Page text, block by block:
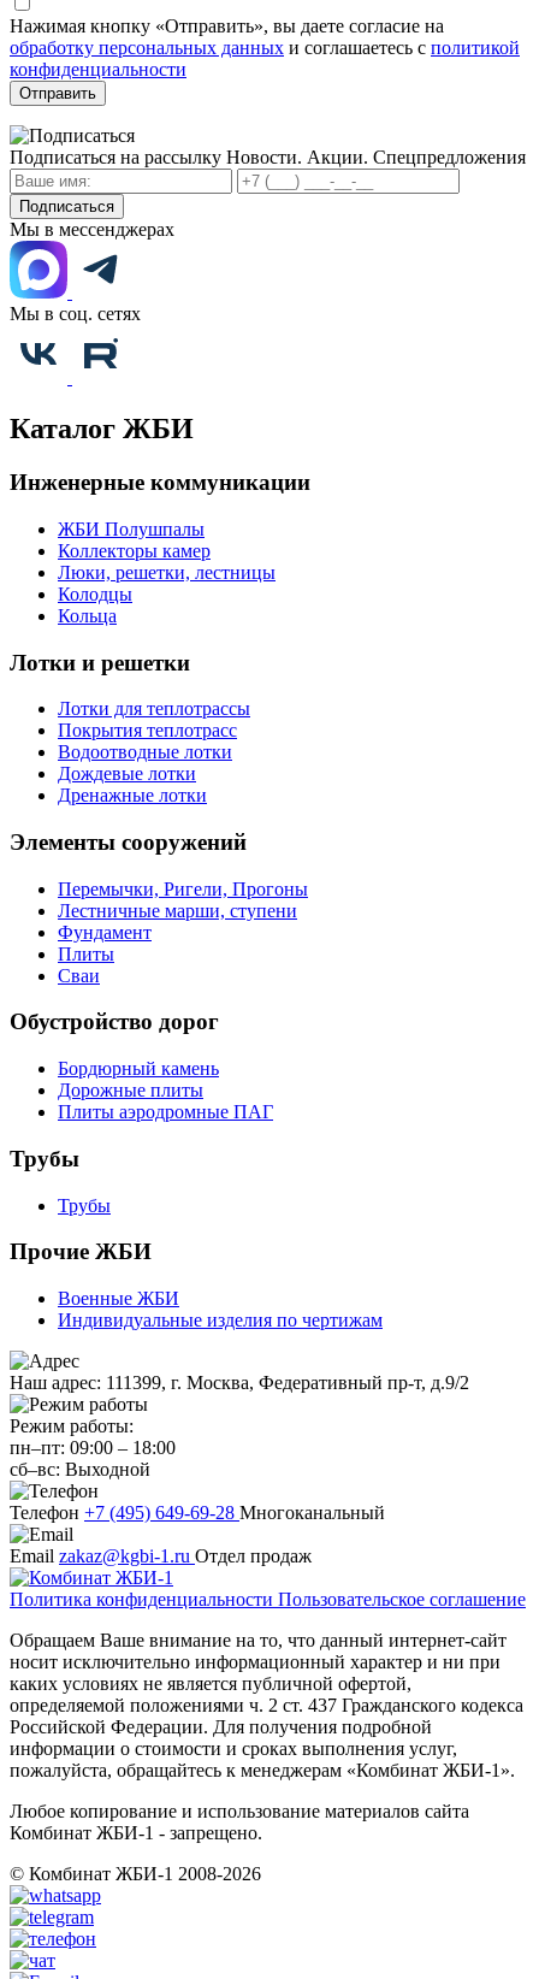
Нажимая кнопку «Отправить», вы даете согласие на
обработку персональных данных и соглашаетесь с политикой
конфиденциальности
Отправить
Подписаться на рассылку Новости. Акции. Спецпредложения
Подписаться
Мы в мессенджерах
Мы в соц. сетях
Каталог ЖБИ
Инженерные коммуникации
ЖБИ Полушпалы
Коллекторы камер
Люки, решетки, лестницы
Колодцы
Кольца
Лотки и решетки
Лотки для теплотрассы
Покрытия теплотрасс
Водоотводные лотки
Дождевые лотки
Дренажные лотки
Элементы сооружений
Перемычки, Ригели, Прогоны
Лестничные марши, ступени
Фундамент
Плиты
Сваи
Обустройство дорог
Бордюрный камень
Дорожные плиты
Плиты аэродромные ПАГ
Трубы
Трубы
Прочие ЖБИ
Военные ЖБИ
Индивидуальные изделия по чертижам
Наш адрес: 111399, г. Москва, Федеративный пр-т, д.9/2
Режим работы:
пн–пт: 09:00 – 18:00
сб–вс: Выходной
Телефон +7 (495) 649-69-28 Многоканальный
Email zakaz@kgbi-1.ru Отдел продаж
Политика конфиденциальности Пользовательское соглашение
Обращаем Ваше внимание на то, что данный интернет-сайт
носит исключительно информационный характер и ни при
каких условиях не является публичной офертой,
определяемой положениями ч. 2 ст. 437 Гражданского кодекса
Российской Федерации. Для получения подробной
информации о стоимости и сроках выполнения услуг,
пожалуйста, обращайтесь к менеджерам «Комбинат ЖБИ-1».
Любое копирование и использование материалов сайта
Комбинат ЖБИ-1 - запрещено.
© Комбинат ЖБИ-1 2008-2026